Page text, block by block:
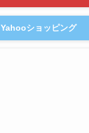
Yahooショッピング